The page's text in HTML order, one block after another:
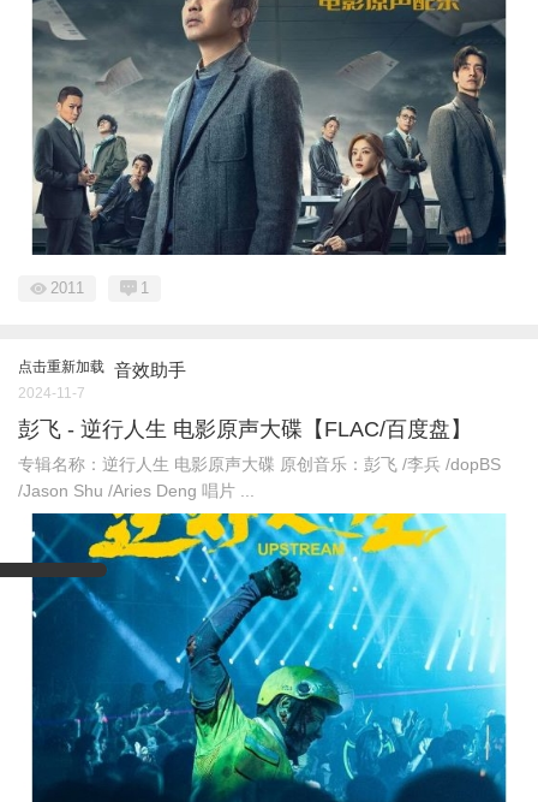
2011 1
点击重新加载 音效助手
2024-11-7
彭飞 - 逆行人生 电影原声大碟【FLAC/百度盘】
专辑名称：逆行人生 电影原声大碟 原创音乐：彭飞 /李兵 /dopBS
/Jason Shu /Aries Deng 唱片 ...